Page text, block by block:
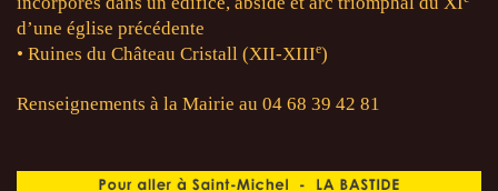
d’une église précédente
• Ruines du Château Cristall (XII-XIIIe)
Renseignements à la Mairie au 04 68 39 42 81